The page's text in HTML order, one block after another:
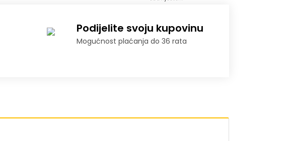
Podijelite svoju kupovinu
Mogućnost plaćanja do 36 rata